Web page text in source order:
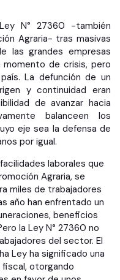
N° 27360 -también
Agraria- tras masivas
las grandes empresas
momento de crisis, pero
La defunción de un
y continuidad eran
de avanzar hacia
balanceen los
eje sea la defensa de
por igual.
laborales que
Agraria, se
miles de trabajadores
año han enfrentado un
beneficios
la Ley N° 27360 no
del sector. El
Ley ha significado una
otorgando